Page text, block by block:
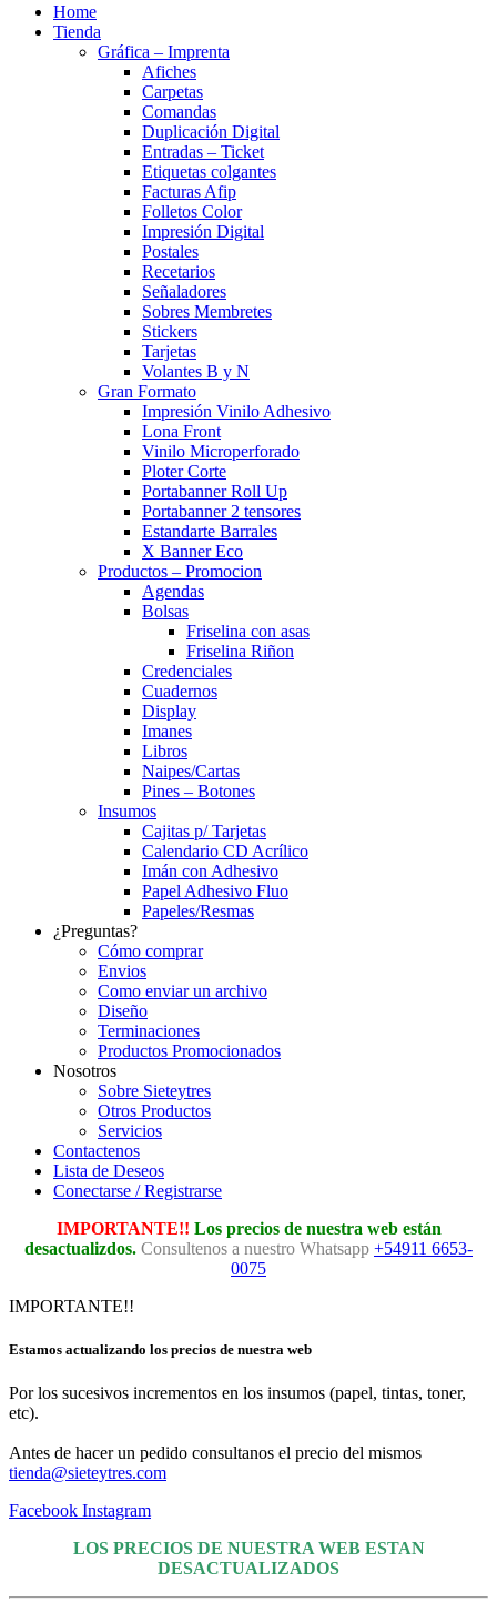
Home
Tienda
Gráfica – Imprenta
Afiches
Carpetas
Comandas
Duplicación Digital
Entradas – Ticket
Etiquetas colgantes
Facturas Afip
Folletos Color
Impresión Digital
Postales
Recetarios
Señaladores
Sobres Membretes
Stickers
Tarjetas
Volantes B y N
Gran Formato
Impresión Vinilo Adhesivo
Lona Front
Vinilo Microperforado
Ploter Corte
Portabanner Roll Up
Portabanner 2 tensores
Estandarte Barrales
X Banner Eco
Productos – Promocion
Agendas
Bolsas
Friselina con asas
Friselina Riñon
Credenciales
Cuadernos
Display
Imanes
Libros
Naipes/Cartas
Pines – Botones
Insumos
Cajitas p/ Tarjetas
Calendario CD Acrílico
Imán con Adhesivo
Papel Adhesivo Fluo
Papeles/Resmas
¿Preguntas?
Cómo comprar
Envios
Como enviar un archivo
Diseño
Terminaciones
Productos Promocionados
Nosotros
Sobre Sieteytres
Otros Productos
Servicios
Contactenos
Lista de Deseos
Conectarse / Registrarse
IMPORTANTE!! Los precios de nuestra web están
desactualizdos. Consultenos a nuestro Whatsapp +54911 6653-
0075
IMPORTANTE!!
Estamos actualizando los precios de nuestra web
Por los sucesivos incrementos en los insumos (papel, tintas, toner,
etc).
Antes de hacer un pedido consultanos el precio del mismos
tienda@sieteytres.com
Facebook Instagram
LOS PRECIOS DE NUESTRA WEB ESTAN
DESACTUALIZADOS